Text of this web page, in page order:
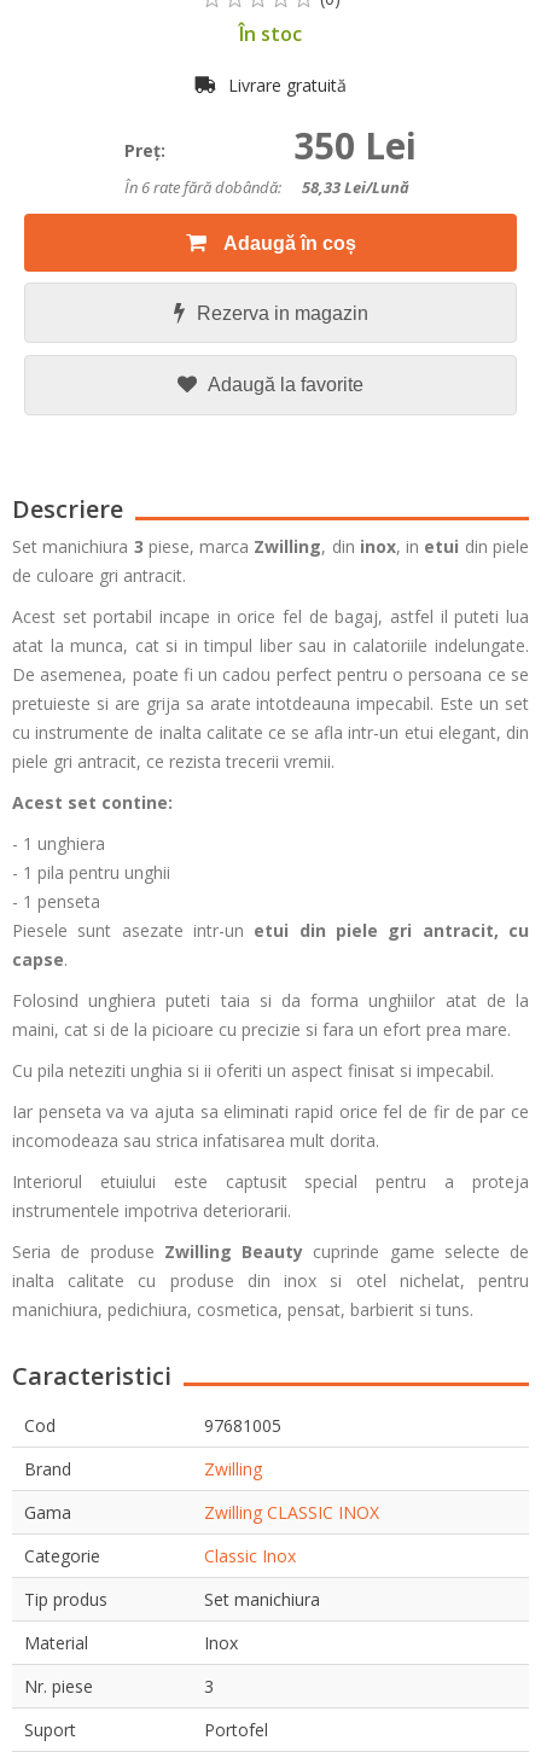
În stoc
Livrare gratuită
Preţ: 350 Lei
În 6 rate fără dobândă: 58,33Lei/lună
Adaugă în coș
Rezerva in magazin
Adaugă la favorite
Descriere
Set manichiura 3 piese, marca Zwilling, din inox, in etui din piele
de culoare gri antracit.
Acest set portabil incape in orice fel de bagaj, astfel il puteti lua
atat la munca, cat si in timpul liber sau in calatoriile indelungate.
De asemenea, poate fi un cadou perfect pentru o persoana ce se
pretuieste si are grija sa arate intotdeauna impecabil. Este un set
cu instrumente de inalta calitate ce se afla intr-un etui elegant, din
piele gri antracit, ce rezista trecerii vremii.
Acest set contine:
- 1 unghiera
- 1 pila pentru unghii
- 1 penseta
Piesele sunt asezate intr-un etui din piele gri antracit, cu
capse.
Folosind unghiera puteti taia si da forma unghiilor atat de la
maini, cat si de la picioare cu precizie si fara un efort prea mare.
Cu pila neteziti unghia si ii oferiti un aspect finisat si impecabil.
Iar penseta va va ajuta sa eliminati rapid orice fel de fir de par ce
incomodeaza sau strica infatisarea mult dorita.
Interiorul etuiului este captusit special pentru a proteja
instrumentele impotriva deteriorarii.
Seria de produse Zwilling Beauty cuprinde game selecte de
inalta calitate cu produse din inox si otel nichelat, pentru
manichiura, pedichiura, cosmetica, pensat, barbierit si tuns.
Caracteristici
Cod
97681005
Brand
Zwilling
Gama
Zwilling CLASSIC INOX
Categorie
Classic Inox
Tip produs
Set manichiura
Material
Inox
Nr. piese
3
Suport
Portofel